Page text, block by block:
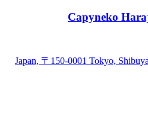
Capyneko
Japan, 〒150-0001 Tokyo,